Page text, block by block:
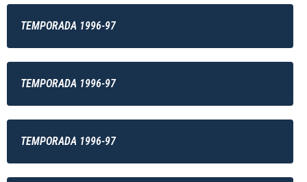
TEMPORADA 1996-97
TEMPORADA 1996-97
TEMPORADA 1996-97